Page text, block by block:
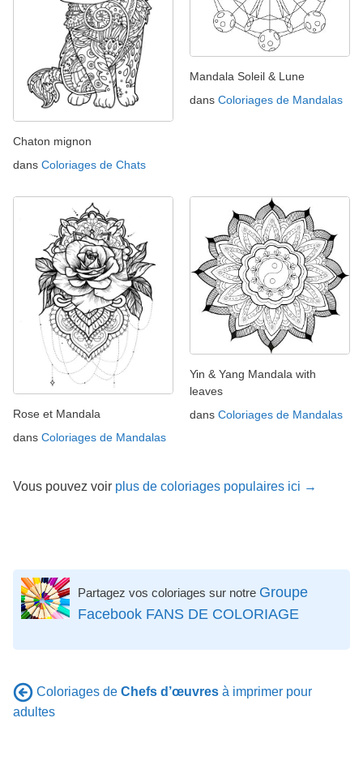
Chaton mignon
dans Coloriages de Chats
Mandala Soleil & Lune
dans Coloriages de Mandalas
Rose et Mandala
dans Coloriages de Mandalas
Yin & Yang Mandala with
leaves
dans Coloriages de Mandalas
Vous pouvez voir plus de coloriages populaires ici →
Partagez vos coloriages sur notre Groupe
Facebook FANS DE COLORIAGE
Coloriages de Chefs d’œuvres à imprimer pour
adultes